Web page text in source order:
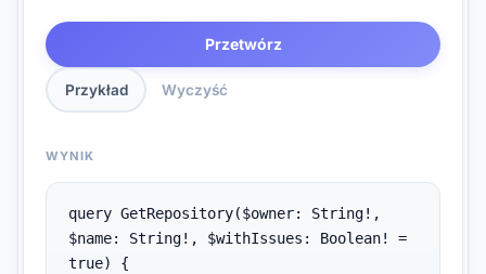
Przetwórz
Przykład Wyczyść
WYNIK
query GetRepository($owner: String!,
$name: String!, $withIssues: Boolean! =
true) {